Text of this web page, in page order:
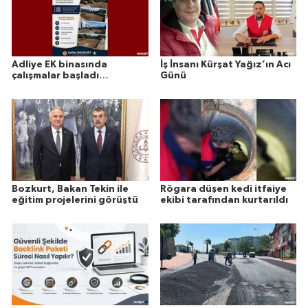
Adliye EK binasında
çalışmalar başladı…
İş İnsanı Kürşat Yağız’ın Acı
Günü
Bozkurt, Bakan Tekin ile
eğitim projelerini görüştü
Rögara düşen kedi itfaiye
ekibi tarafından kurtarıldı